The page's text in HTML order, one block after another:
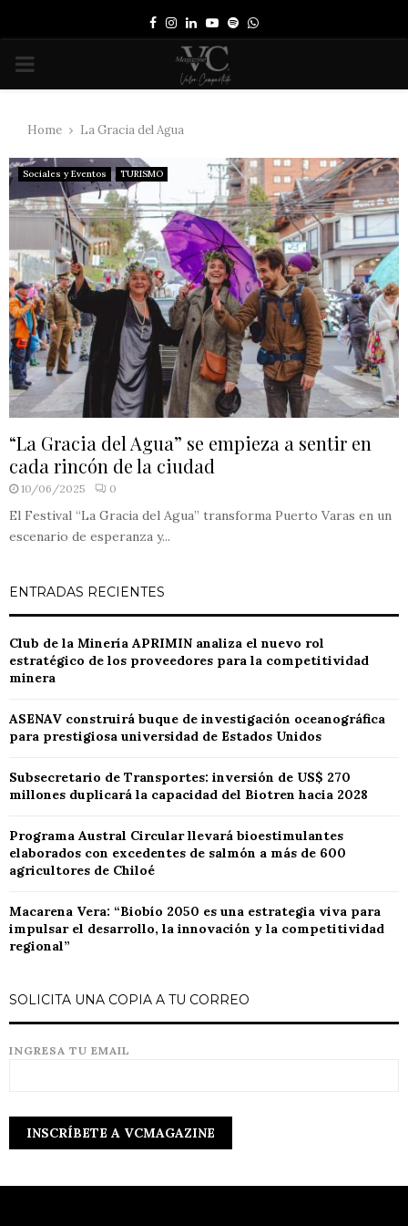
Facebook
Instagram
LinkedinYoutube
SpotifyWhatsapp
PRIMARY
Home La Gracia del Agua
Sociales y Eventos TURISMO
“La Gracia del Agua” se empieza a sentir en
cada rincón de la ciudad
10/06/2025 0
El Festival “La Gracia del Agua” transforma Puerto Varas en un
escenario de esperanza y...
ENTRADAS RECIENTES
Club de la Minería APRIMIN analiza el nuevo rol
estratégico de los proveedores para la competitividad
minera
ASENAV construirá buque de investigación oceanográfica
para prestigiosa universidad de Estados Unidos
Subsecretario de Transportes: inversión de US$ 270
millones duplicará la capacidad del Biotren hacia 2028
Programa Austral Circular llevará bioestimulantes
elaborados con excedentes de salmón a más de 600
agricultores de Chiloé
Macarena Vera: “Biobío 2050 es una estrategia viva para
impulsar el desarrollo, la innovación y la competitividad
regional”
SOLICITA UNA COPIA A TU CORREO
INGRESA TU EMAIL